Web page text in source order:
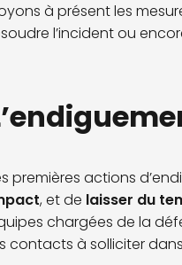
à présent les
l’incident ou
premières actions
, et de laisser du
chargées de la
contacts à solliciter